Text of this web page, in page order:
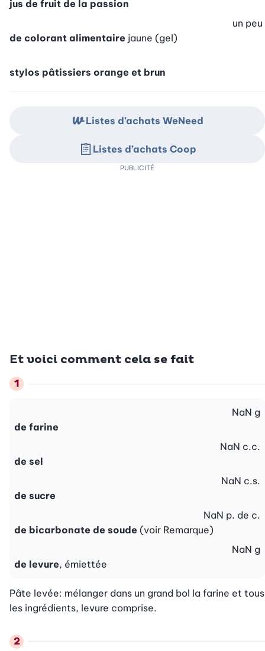
jus de fruit de la passion
de colorant alimentaire jaune (gel)
un peu
stylos pâtissiers orange et brun
Et voici comment cela se fait
de farine
NaN g
de sel
NaN c.c.
de sucre
NaN c.s.
de bicarbonate de soude (voir Remarque)
NaN p. de c.
de levure, émiettée
NaN g
Pâte levée: mélanger dans un grand bol la farine et tous
les ingrédients, levure comprise.
Listes d’achats WeNeed
Listes d’achats Coop
PUBLICITÉ